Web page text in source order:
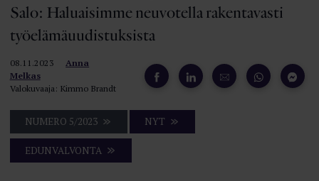
Salo: Haluaisimme neuvotella rakentavasti
työelämäuudistuksista
08.11.2023
Anna
Melkas
Valokuvaaja: Kimmo Brandt
NUMERO 5/2023 NYT
EDUNVALVONTA